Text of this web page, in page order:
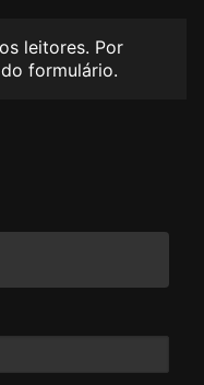
leitores. Por
formulário.